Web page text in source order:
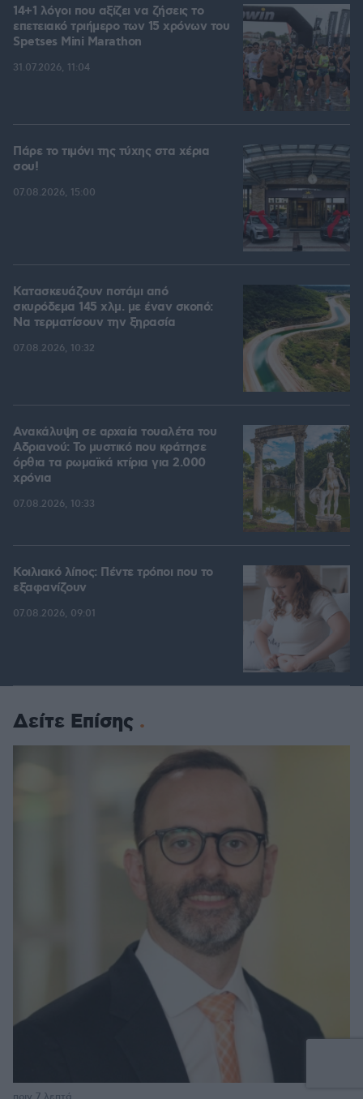
14+1 λόγοι που αξίζει να ζήσεις το
επετειακό τριήμερο των 15 χρόνων του
Spetses Mini Marathon
31.07.2026, 11:04
Πάρε το τιμόνι της τύχης στα χέρια
σου!
07.08.2026, 15:00
Κατασκευάζουν ποτάμι από
σκυρόδεμα 145 χλμ. με έναν σκοπό:
Να τερματίσουν την ξηρασία
07.08.2026, 10:32
Ανακάλυψη σε αρχαία τουαλέτα του
Αδριανού: Το μυστικό που κράτησε
όρθια τα ρωμαϊκά κτίρια για 2.000
χρόνια
07.08.2026, 10:33
Κοιλιακό λίπος: Πέντε τρόποι που το
εξαφανίζουν
07.08.2026, 09:01
Δείτε Επίσης